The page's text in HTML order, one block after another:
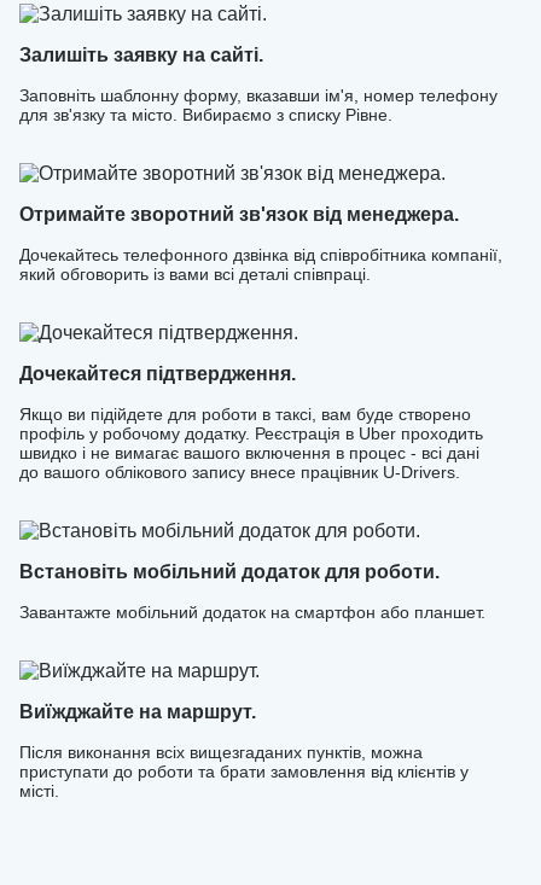
Залишіть заявку на сайті.
Заповніть шаблонну форму, вказавши ім'я, номер телефону
для зв'язку та місто. Вибираємо з списку Рівне.
Отримайте зворотний зв'язок від менеджера.
Дочекайтесь телефонного дзвінка від співробітника компанії,
який обговорить із вами всі деталі співпраці.
Дочекайтеся підтвердження.
Якщо ви підійдете для роботи в таксі, вам буде створено
профіль у робочому додатку. Реєстрація в Uber проходить
швидко і не вимагає вашого включення в процес - всі дані
до вашого облікового запису внесе працівник U-Drivers.
Встановіть мобільний додаток для роботи.
Завантажте мобільний додаток на смартфон або планшет.
Виїжджайте на маршрут.
Після виконання всіх вищезгаданих пунктів, можна
приступати до роботи та брати замовлення від клієнтів у
місті.